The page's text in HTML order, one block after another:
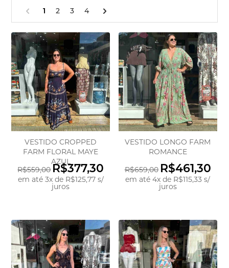
1 2 3 4
VESTIDO CROPPED
FARM FLORAL MAYE
AZUL
R$559,00 R$377,30
em até 3xde R$125,77s/
juros
VESTIDO LONGO FARM
ROMANCE
R$659,00 R$461,30
em até4x de R$115,33 s/
juros